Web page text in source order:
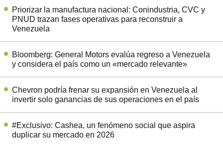
Priorizar la manufactura nacional: Conindustria, CVC y
PNUD trazan fases operativas para reconstruir a
Venezuela
Bloomberg: General Motors evalúa regreso a Venezuela
y considera el país como un «mercado relevante»
Chevron podría frenar su expansión en Venezuela al
invertir solo ganancias de sus operaciones en el país
#Exclusivo: Cashea, un fenómeno social que aspira
duplicar su mercado en 2026